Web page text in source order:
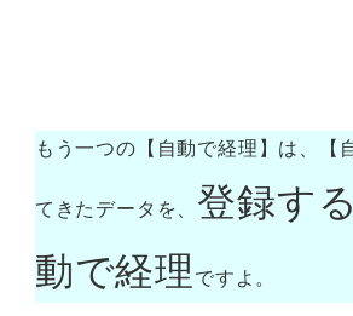
もう一つの【自動で経理】は、【
てきたデータを、登録す
動で経理 ですよ。